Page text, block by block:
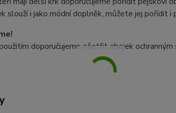
slouží i jako módní doplněk, můžete jej pořídit i
doporučujeme ošetřit obojek